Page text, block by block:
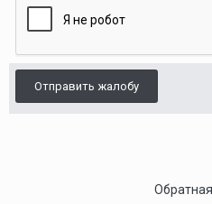
Отправить жалобу